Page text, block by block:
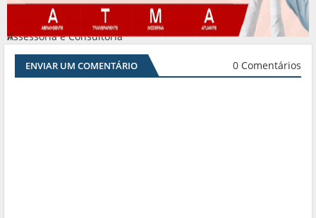
Assessoria e Consultoria
#
ENVIAR UM COMENTÁRIO 0 Comentários